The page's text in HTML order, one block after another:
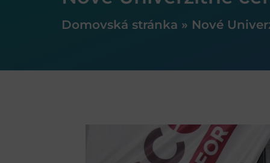
Domovská stránka » Nové